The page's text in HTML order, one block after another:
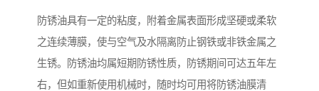
防锈油具有一定的粘度，附着金属表面形成坚硬或柔软
之连续薄膜，使与空气及水隔离防止钢铁或非铁金属之
生锈。防锈油均属短期防锈性质，防锈期间可达五年左
右，但如重新使用机械时，随时均可用将防锈油膜清